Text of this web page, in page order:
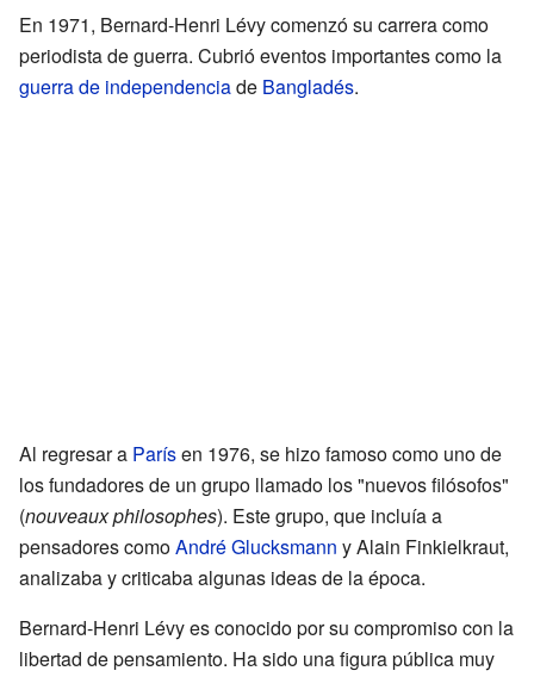
En 1971, Bernard-Henri Lévy comenzó su carrera como
periodista de guerra. Cubrió eventos importantes como la
guerra de independenciade Bangladés.
Al regresar a Parísen 1976, se hizo famoso como uno de
los fundadores de un grupo llamado los "nuevos filósofos"
(nouveaux philosophes). Este grupo, que incluía a
pensadores comoAndré Glucksmann y Alain Finkielkraut,
analizaba y criticaba algunas ideas de la época.
Bernard-Henri Lévy es conocido por su compromiso con la
libertad de pensamiento. Ha sido una figura pública muy